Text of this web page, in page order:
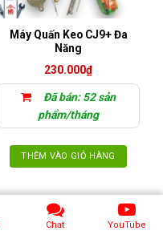
Máy Quấn Keo CJ9+ Đa
Năng
230.000₫
Đã bán: 52 sản
phẩm/tháng
THÊM VÀO GIỎ HÀNG
Chat YouTube